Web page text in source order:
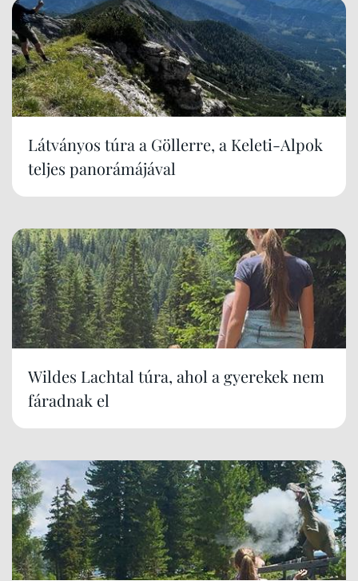
Látványos túra a Göllerre, a Keleti-Alpok
teljes panorámájával
Wildes Lachtal túra, ahol a gyerekek nem
fáradnak el